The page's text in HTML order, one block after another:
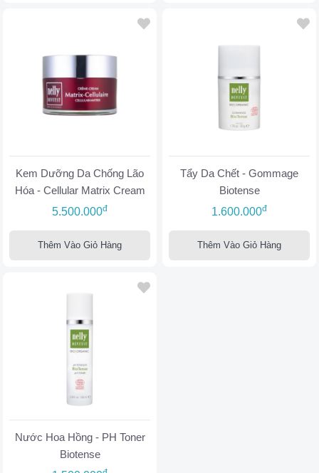
Kem Dưỡng Da Chống Lão
Hóa - Cellular Matrix Cream
5.500.000đ
Thêm Vào Giỏ Hàng
Tẩy Da Chết - Gommage
Biotense
1.600.000đ
Thêm Vào Giỏ Hàng
Nước Hoa Hồng - PH Toner
Biotense